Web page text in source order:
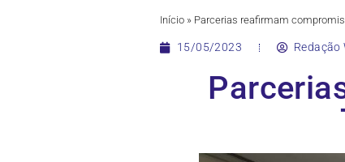
Início » Parcerias reafirmam
15/05/2023 Redação